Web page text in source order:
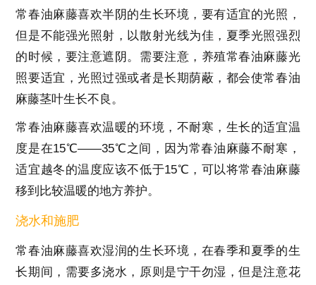
常春油麻藤喜欢半阴的生长环境，要有适宜的光照，
但是不能强光照射，以散射光线为佳，夏季光照强烈
的时候，要注意遮阴。需要注意，养殖常春油麻藤光
照要适宜，光照过强或者是长期荫蔽，都会使常春油
麻藤茎叶生长不良。
常春油麻藤喜欢温暖的环境，不耐寒，生长的适宜温
度是在15℃——35℃之间，因为常春油麻藤不耐寒，
适宜越冬的温度应该不低于15℃，可以将常春油麻藤
移到比较温暖的地方养护。
浇水和施肥
常春油麻藤喜欢湿润的生长环境，在春季和夏季的生
长期间，需要多浇水，原则是宁干勿湿，但是注意花